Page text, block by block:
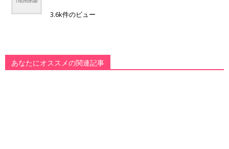
3.6k件のビュー
あなたにオススメの関連記事